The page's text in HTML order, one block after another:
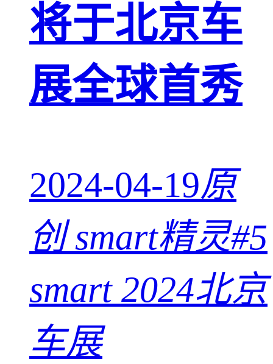
将于北京车
展全球首秀
2024-04-19原
创 smart精灵#5
smart 2024北京
车展